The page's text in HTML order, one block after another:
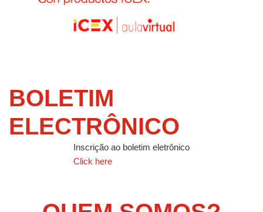
BOLETIM
ELECTRÔNICO
Inscrição ao boletim eletrônico
Click here